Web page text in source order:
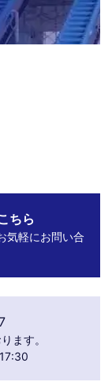
ちら
気軽にお問い合
ます。